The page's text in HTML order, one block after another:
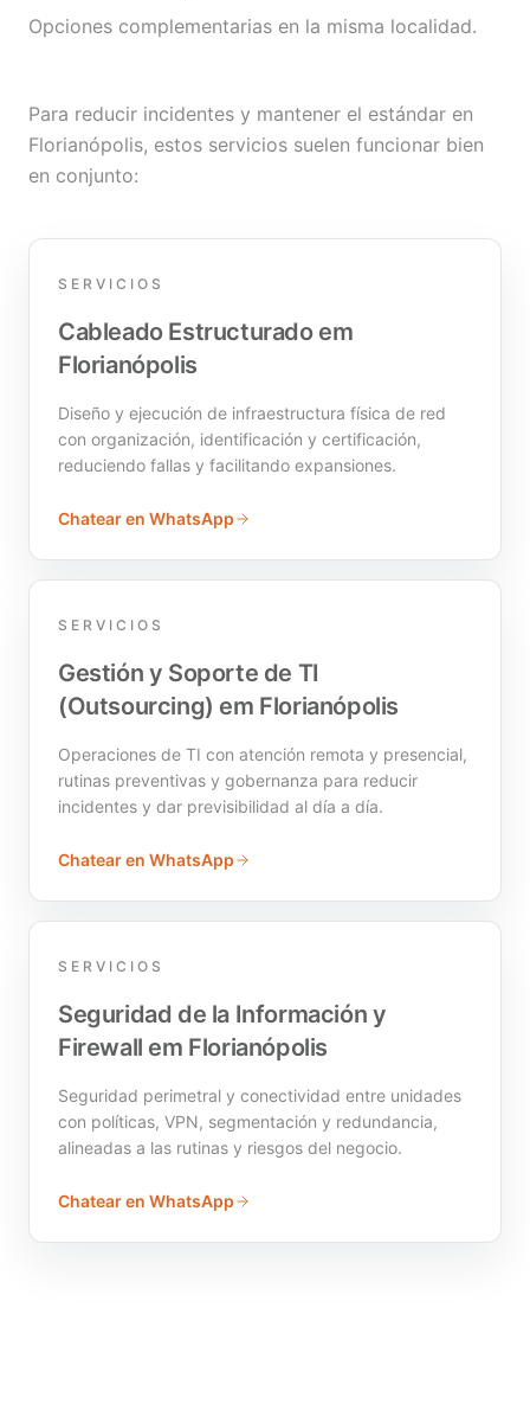
Opciones complementarias en la misma localidad.
Para reducir incidentes y mantener el estándar en
Florianópolis, estos servicios suelen funcionar bien
en conjunto:
SERVICIOS
Cableado Estructurado em
Florianópolis
Diseño y ejecución de infraestructura física de red
con organización, identificación y certificación,
reduciendo fallas y facilitando expansiones.
Chatear en WhatsApp
SERVICIOS
Gestión y Soporte de TI
(Outsourcing) em Florianópolis
Operaciones de TI con atención remota y presencial,
rutinas preventivas y gobernanza para reducir
incidentes y dar previsibilidad al día a día.
Chatear en WhatsApp
SERVICIOS
Seguridad de la Información y
Firewall em Florianópolis
Seguridad perimetral y conectividad entre unidades
con políticas, VPN, segmentación y redundancia,
alineadas a las rutinas y riesgos del negocio.
Chatear en WhatsApp